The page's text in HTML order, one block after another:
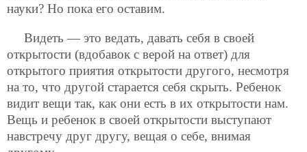
науки? Но пока его оставим.
Видеть — это ведать, давать себя в своей
открытости (вдобавок с верой на ответ) для
открытого приятия открытости другого, несмотря
на то, что другой старается себя скрыть. Ребенок
видит вещи так, как они есть в их открытости нам.
Вещь и ребенок в своей открытости выступают
навстречу друг другу, вещая о себе, внимая